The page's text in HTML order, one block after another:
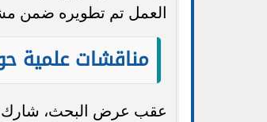
العمل تم تطويره ضمن
مناقشات علمية
عقب عرض البحث، شارك